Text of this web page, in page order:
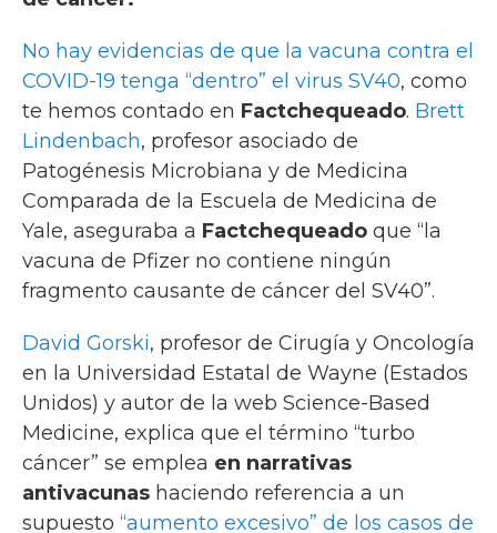
No hay evidencias de que la vacuna contra el
COVID-19 tenga “dentro” el virus SV40, como
te hemos contado en Factchequeado. Brett
Lindenbach, profesor asociado de
Patogénesis Microbiana y de Medicina
Comparada de la Escuela de Medicina de
Yale, aseguraba a Factchequeado que “la
vacuna de Pfizer no contiene ningún
fragmento causante de cáncer del SV40”.
David Gorski, profesor de Cirugía y Oncología
en la Universidad Estatal de Wayne (Estados
Unidos) y autor de la web Science-Based
Medicine, explica que el término “turbo
cáncer” se emplea en narrativas
antivacunas haciendo referencia a un
supuesto “aumento excesivo” de los casos de